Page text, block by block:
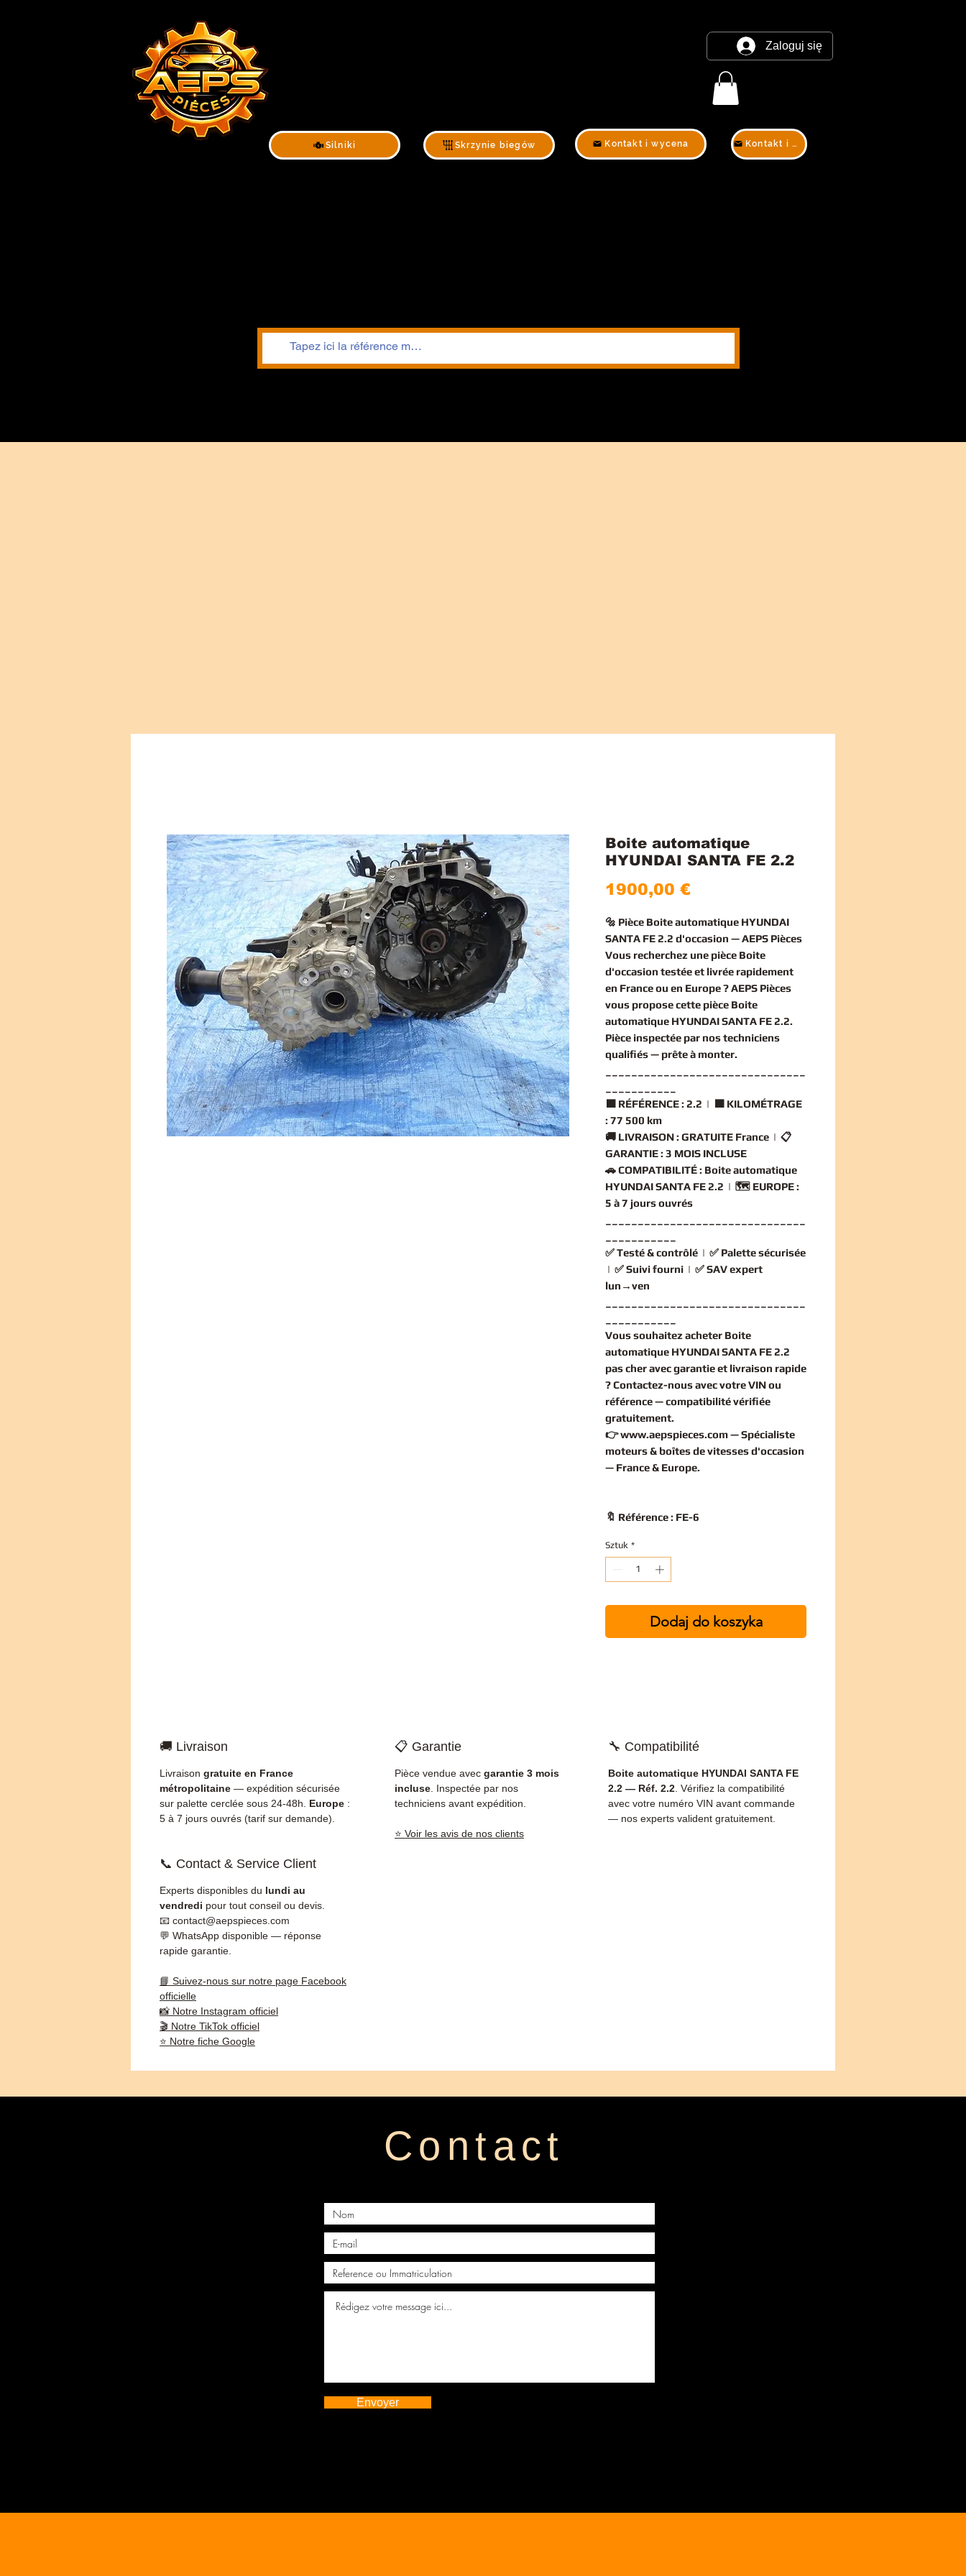
Silniki Skrzynie biegów
Zaloguj się
Kontakt i wycena Kontakt i wycena
Boite automatique
HYUNDAI SANTA FE 2.2
1900,00 €Cena
🔩 Pièce Boite automatique HYUNDAI
SANTA FE 2.2 d'occasion — AEPS Pièces
Vous recherchez une pièce Boite
d'occasion testée et livrée rapidement
en France ou en Europe ? AEPS Pièces
vous propose cette pièce Boite
automatique HYUNDAI SANTA FE 2.2.
Pièce inspectée par nos techniciens
qualifiés — prête à monter.
🟧 RÉFÉRENCE : 2.2 | 🟧 KILOMÉTRAGE
: 77 500 km
🚚 LIVRAISON : GRATUITE France | 📋
GARANTIE : 3 MOIS INCLUSE
🚗COMPATIBILITÉ : Boite automatique
HYUNDAI SANTA FE 2.2 | 🗺️ EUROPE :
5 à 7 jours ouvrés
✅Testé & contrôlé | ✅ Palette sécurisée
| ✅Suivi fourni | ✅SAV expert
lun→ven
Vous souhaitez acheter Boite
automatique HYUNDAI SANTA FE 2.2
pas cheravec garantie et livraison rapide
? Contactez-nous avec votre VIN ou
référence — compatibilité vérifiée
gratuitement.
👉www.aepspieces.com— Spécialiste
moteurs & boîtes de vitesses d'occasion
— France & Europe.
🔖 Référence : FE-6
Sztuk *
Dodaj do koszyka
🚚 Livraison
Livraison gratuite en France
métropolitaine — expédition sécurisée
sur palette cerclée sous 24-48h. Europe :
5 à 7 jours ouvrés (tarif sur demande).
📋 Garantie
Pièce vendue avec garantie 3 mois
incluse . Inspectée par nos
techniciens avant expédition.
⭐ Voir les avis de nos clients
🔧 Compatibilité
Boite automatique HYUNDAI SANTA FE
2.2 — Réf. 2.2 . Vérifiez la compatibilité
avec votre numéro VIN avant commande
— nos experts valident gratuitement.
📞 Contact & Service Client
Experts disponibles du lundi au
vendredi pour tout conseil ou devis.
📧 contact@aepspieces.com
💬 WhatsApp disponible — réponse
rapide garantie.
📘 Suivez-nous sur notre page Facebook
officielle
📸 Notre Instagram officiel
🎬 Notre TikTok officiel
⭐ Notre fiche Google
Contact
Envoyer